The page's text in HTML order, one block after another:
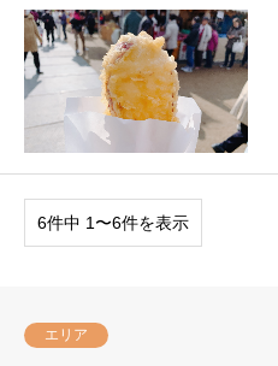
6件中 1〜6件を表示
エリア